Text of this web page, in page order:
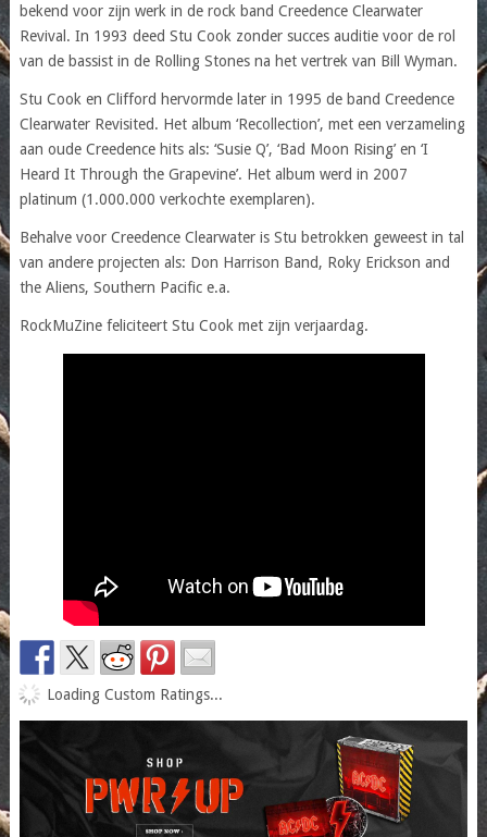
bekend voor zijn werk in de rock band Creedence Clearwater
Revival. In 1993 deed Stu Cook zonder succes auditie voor de rol
van de bassist in de Rolling Stones na het vertrek van Bill Wyman.
Stu Cook en Clifford hervormde later in 1995 de band Creedence
Clearwater Revisited. Het album ‘Recollection’, met een verzameling
aan oude Creedence hits als: ‘Susie Q’, ‘Bad Moon Rising’ en ‘I
Heard It Through the Grapevine’. Het album werd in 2007
platinum (1.000.000 verkochte exemplaren).
Behalve voor Creedence Clearwater is Stu betrokken geweest in tal
van andere projecten als: Don Harrison Band, Roky Erickson and
the Aliens, Southern Pacific e.a.
RockMuZine feliciteert Stu Cook met zijn verjaardag.
Loading Custom Ratings...